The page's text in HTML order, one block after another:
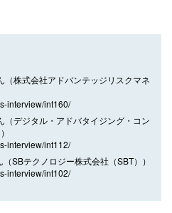
株式会社アドバンテッジリスクマネ
interview/int160/
デジタル・アドバタイジング・コン
interview/int112/
テクノロジー株式会社（SBT））
interview/int102/